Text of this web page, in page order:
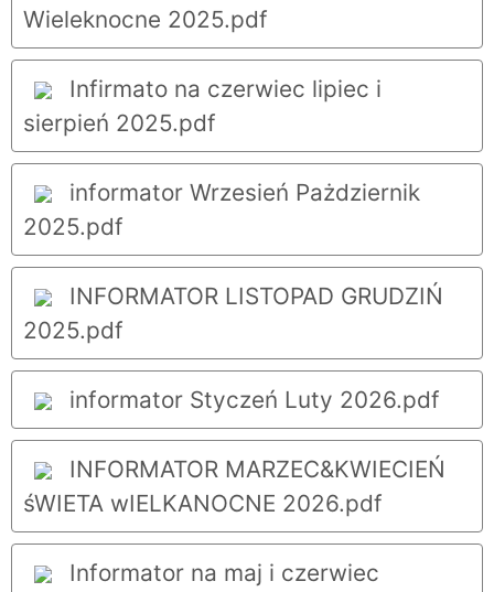
Wieleknocne 2025.pdf
Infirmato na czerwiec lipiec i
sierpień 2025.pdf
informator Wrzesień Pażdziernik
2025.pdf
INFORMATOR LISTOPAD GRUDZIŃ
2025.pdf
informator Styczeń Luty 2026.pdf
INFORMATOR MARZEC&KWIECIEŃ
śWIETA wIELKANOCNE 2026.pdf
Informator na maj i czerwiec